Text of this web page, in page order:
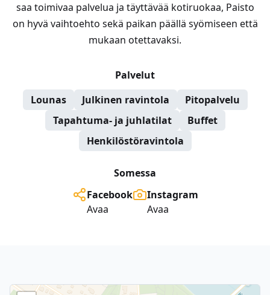
saa toimivaa palvelua ja täyttävää kotiruokaa, Paisto
on hyvä vaihtoehto sekä paikan päällä syömiseen että
mukaan otettavaksi.
Palvelut
Lounas
Julkinen ravintola
Pitopalvelu
Tapahtuma- ja juhlatilat
Buffet
Henkilöstöravintola
Somessa
Facebook
Avaa
Instagram
Avaa